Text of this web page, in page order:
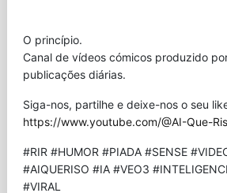
O princípio.
Canal de vídeos cómicos produzido
publicações diárias.
Siga-nos, partilhe e deixe-nos o seu
https://www.youtube.com/@AI-Que-
#RIR #HUMOR #PIADA #SENSE
#AIQUERISO #IA #VEO3
#VIRAL